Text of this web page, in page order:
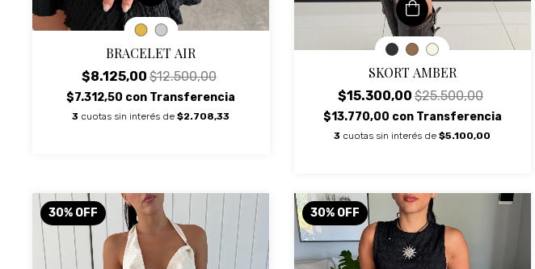
BRACELET AIR
$8.125,00$12.500,00
$7.312,50 con Transferencia
3 cuotas sin interés de$2.708,33
SKORT AMBER
$15.300,00$25.500,00
$13.770,00 con Transferencia
3 cuotas sin interés de$5.100,00
30% OFF 30% OFF